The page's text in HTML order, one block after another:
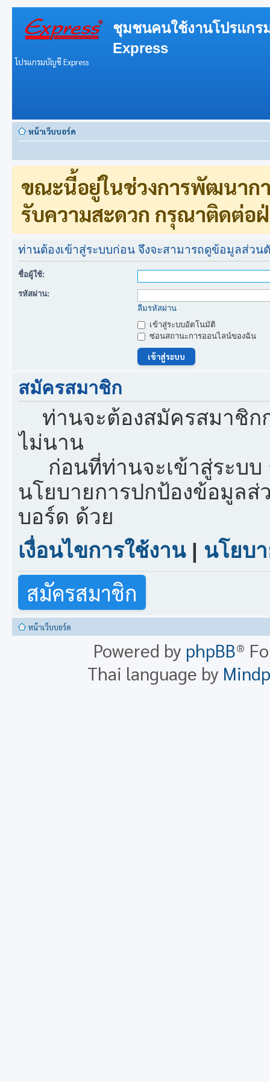
ชุมชนคนใช้งานโปรแก
Express
โปรแกรมบัญชี Express
หน้าเว็บบอร์ด
ขณะนี้อยู่ในช่วงการพัฒนาก
รับความสะดวก กรุณาติดต่อ
ท่านต้องเข้าสู่ระบบก่อน จึงจะสามารถดูข้อมูลส่วน
ชื่อผู้ใช้:
รหัสผ่าน:
ลืมรหัสผ่าน
เข้าสู่ระบบอัตโนมัติ
ซ่อนสถานะการออนไลน์ของฉัน
สมัครสมาชิก
ท่านจะต้องสมัครสมาชิก
ไม่นาน
ก่อนที่ท่านจะเข้าสู่ระบบ
นโยบายการปกป้องข้อมูล
บอร์ด ด้วย
เงื่อนไขการใช้งาน| นโยบ
สมัครสมาชิก
หน้าเว็บบอร์ด
Powered by phpBB®
Thai language by